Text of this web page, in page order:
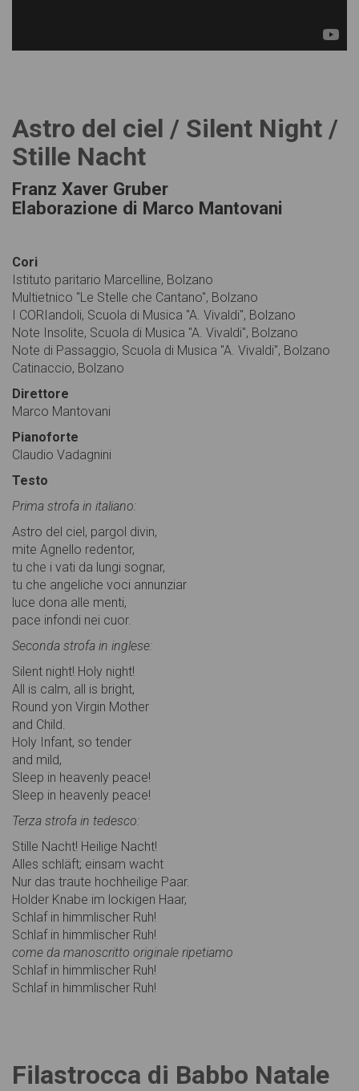
Astro del ciel / Silent Night /
Stille Nacht
Franz Xaver Gruber
Elaborazione di Marco Mantovani
Cori
Istituto paritario Marcelline, Bolzano
Multietnico "Le Stelle che Cantano", Bolzano
I CORIandoli, Scuola di Musica "A. Vivaldi", Bolzano
Note Insolite, Scuola di Musica "A. Vivaldi", Bolzano
Note di Passaggio, Scuola di Musica "A. Vivaldi", Bolzano
Catinaccio, Bolzano
Direttore
Marco Mantovani
Pianoforte
Claudio Vadagnini
Testo
Prima strofa in italiano:
Astro del ciel, pargol divin,
mite Agnello redentor,
tu che i vati da lungi sognar,
tu che angeliche voci annunziar
luce dona alle menti,
pace infondi nei cuor.
Seconda strofa in inglese:
Silent night! Holy night!
All is calm, all is bright,
Round yon Virgin Mother
and Child.
Holy Infant, so tender
and mild,
Sleep in heavenly peace!
Sleep in heavenly peace!
Terza strofa in tedesco:
Stille Nacht! Heilige Nacht!
Alles schläft; einsam wacht
Nur das traute hochheilige Paar.
Holder Knabe im lockigen Haar,
Schlaf in himmlischer Ruh!
Schlaf in himmlischer Ruh!
come da manoscritto originale ripetiamo
Schlaf in himmlischer Ruh!
Schlaf in himmlischer Ruh!
Filastrocca di Babbo Natale